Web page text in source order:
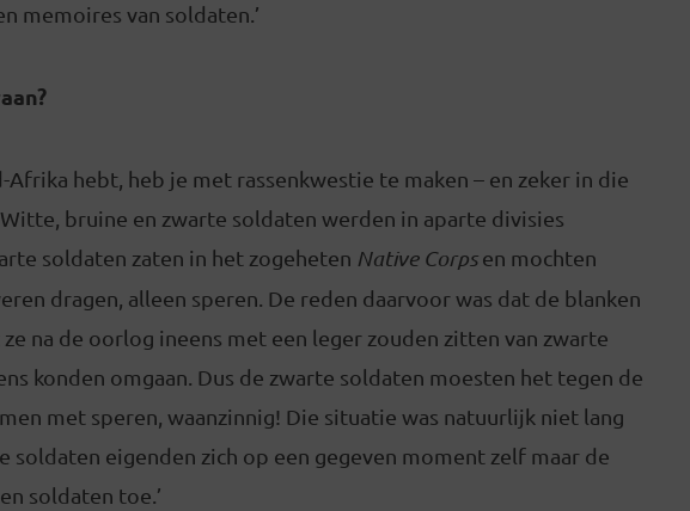
memoires van soldaten.’
Afrika hebt, heb je met rassenkwestie te maken – en zeker in die
bruine en zwarte soldaten werden in aparte divisies
soldaten zaten in het zogeheten Native Corpsen mochten
dragen, alleen speren. De reden daarvoor was dat de blanken
na de oorlog ineens met een leger zouden zitten van zwarte
konden omgaan. Dus de zwarte soldaten moesten het tegen de
met speren, waanzinnig! Die situatie was natuurlijk niet lang
soldaten eigenden zich op een gegeven moment zelf maar de
soldaten toe.’